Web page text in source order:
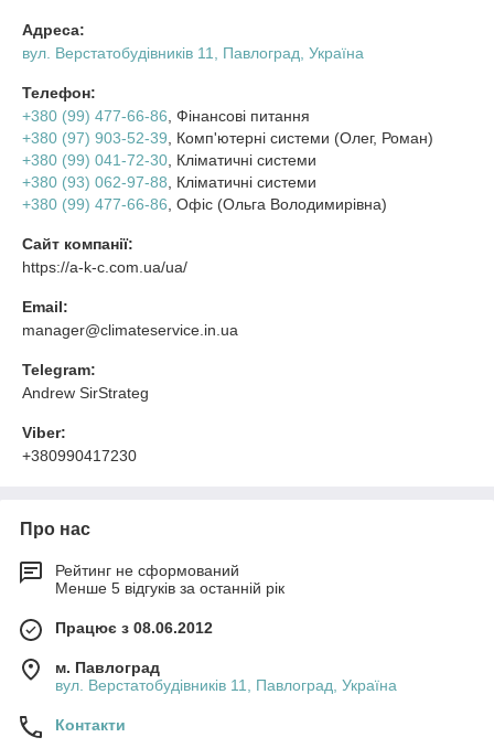
Адреса:
вул. Верстатобудівників 11, Павлоград, Україна
Телефон:
+380 (99) 477-66-86 , Фінансові питання
+380 (97) 903-52-39 , Комп'ютерні системи (Олег, Роман)
+380 (99) 041-72-30 , Кліматичні системи
+380 (93) 062-97-88 , Кліматичні системи
+380 (99) 477-66-86 , Офіс (Ольга Володимирівна)
Сайт компанії:
https://a-k-c.com.ua/ua/
Email:
manager@climateservice.in.ua
Telegram:
Andrew SirStrateg
Viber:
+380990417230
Про нас
Рейтинг не сформований
Менше 5 відгуків за останній рік
Працює з 08.06.2012
м. Павлоград
вул. Верстатобудівників 11, Павлоград, Україна
Контакти